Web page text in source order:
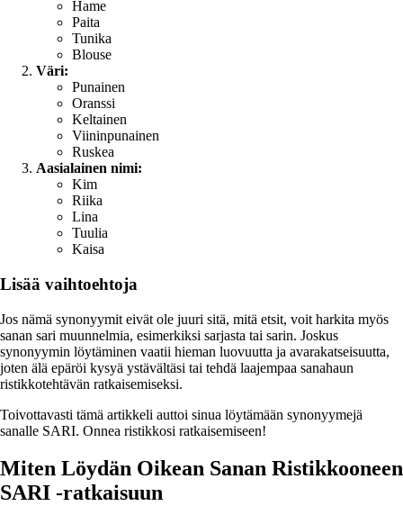
Hame
Paita
Tunika
Blouse
Väri:
Punainen
Oranssi
Keltainen
Viininpunainen
Ruskea
Aasialainen nimi:
Kim
Riika
Lina
Tuulia
Kaisa
Lisää vaihtoehtoja
Jos nämä synonyymit eivät ole juuri sitä, mitä etsit, voit harkita myös
sanan sari muunnelmia, esimerkiksi sarjasta tai sarin. Joskus
synonyymin löytäminen vaatii hieman luovuutta ja avarakatseisuutta,
joten älä epäröi kysyä ystävältäsi tai tehdä laajempaa sanahaun
ristikkotehtävän ratkaisemiseksi.
Toivottavasti tämä artikkeli auttoi sinua löytämään synonyymejä
sanalle SARI. Onnea ristikkosi ratkaisemiseen!
Miten Löydän Oikean Sanan Ristikkooneen
SARI -ratkaisuun